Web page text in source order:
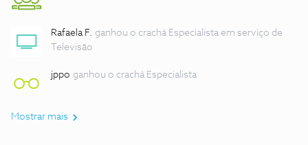
Rafaela F. ganhou o crachá Especialista em serviço de
Televisão
jppo ganhou o crachá Especialista
Mostrar mais